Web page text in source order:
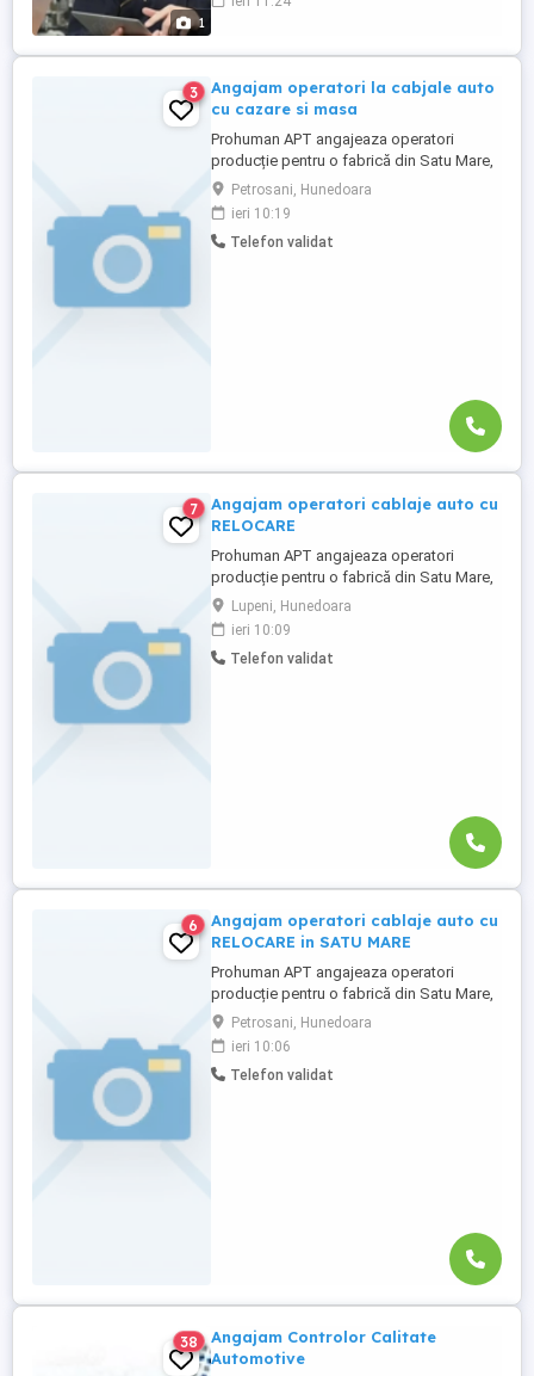
1
reparatie, intretinere si revizie; - Verificarea
la testarea sistemelor complexe, utilizand
sisteme de diagnosticare ...
3
Angajam operatori la cabjale auto
cu cazare si masa
Prohuman APT angajeaza operatori
producție pentru o fabrică din Satu Mare,
activitate în domeniul cablajelor auto , în
sistem de 3 schimburi de luni -vineri .
Salariu: 4100 lei brut (salariu de încadrare)
+ O masa calda zi Beneficii: Tichete de
Petrosani, Hunedoara
ieri 10:19
Telefon validat
7
Angajam operatori cablaje auto cu
RELOCARE
Prohuman APT angajeaza operatori
producție pentru o fabrică din Satu Mare,
activitate în domeniul cablajelor auto , în
sistem de 3 schimburi de luni -vineri .
Salariu: 4100 lei brut (salariu de încadrare)
+ O masa calda zi Beneficii: Tichete de
Lupeni, Hunedoara
ieri 10:09
Telefon validat
6
Angajam operatori cablaje auto cu
RELOCARE in SATU MARE
Prohuman APT angajeaza operatori
producție pentru o fabrică din Satu Mare,
activitate în domeniul cablajelor auto , în
sistem de 3 schimburi de luni -vineri .
Salariu: 4100 lei brut (salariu de încadrare)
+ O masa calda zi Beneficii: Tichete de
Petrosani, Hunedoara
ieri 10:06
Telefon validat
38
Angajam Controlor Calitate
Automotive